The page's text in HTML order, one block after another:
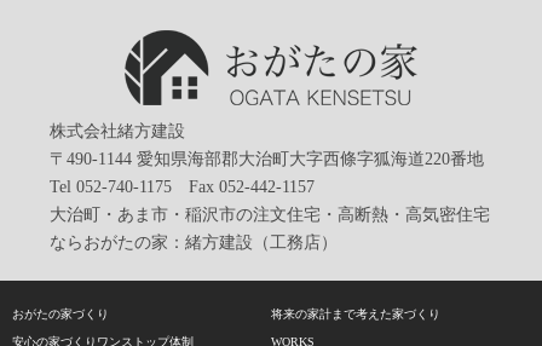
株式会社緒方建設
〒490-1144 愛知県海部郡大治町大字西條字狐海道220番地
Tel 052-740-1175 Fax 052-442-1157
大治町・あま市・稲沢市の注文住宅・高断熱・高気密住宅
ならおがたの家：緒方建設（工務店）
おがたの家づくり 将来の家計まで考えた家づくり
安心の家づくりワンストップ体制 WORKS